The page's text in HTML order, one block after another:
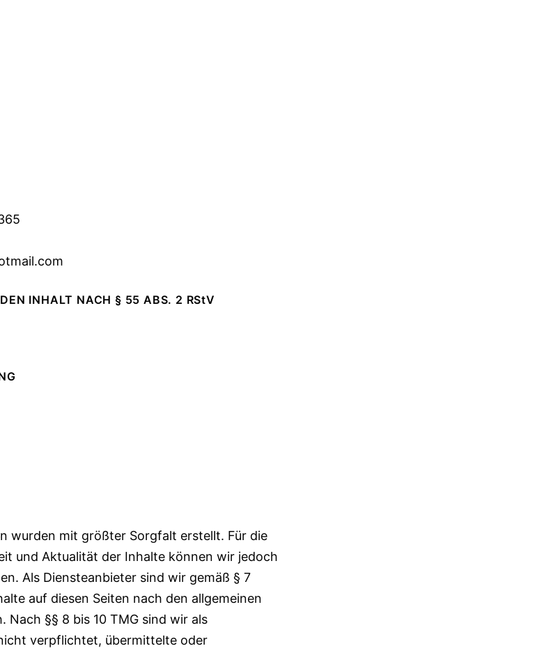
INHALT NACH § 55 ABS. 2 RStV
wurden mit größter Sorgfalt erstellt. Für die
und Aktualität der Inhalte können wir jedoch
Als Diensteanbieter sind wir gemäß § 7
auf diesen Seiten nach den allgemeinen
Nach §§ 8 bis 10 TMG sind wir als
verpflichtet, übermittelte oder